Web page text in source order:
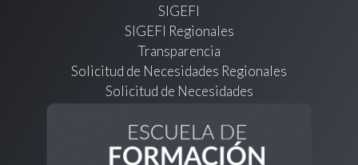
SIGEFI
SIGEFI Regionales
Transparencia
Solicitud de Necesidades Regionales
Solicitud de Necesidades